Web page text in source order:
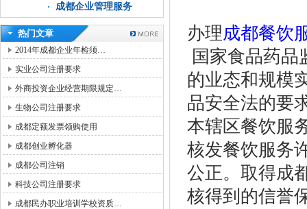
成都企业管理服务
热门文章
2014年成都企业年检须…
实业公司注册要求
外商投资企业经营期限规定…
生物公司注册要求
成都定额发票领购使用
成都创业孵化器
成都公司注销
科技公司注册要求
成都民办职业培训学校资质…
办理成都餐饮
国家食品药品
的业态和规模
品安全法的要
本辖区餐饮服
核发餐饮服务
公正。取得成
核得到的信誉